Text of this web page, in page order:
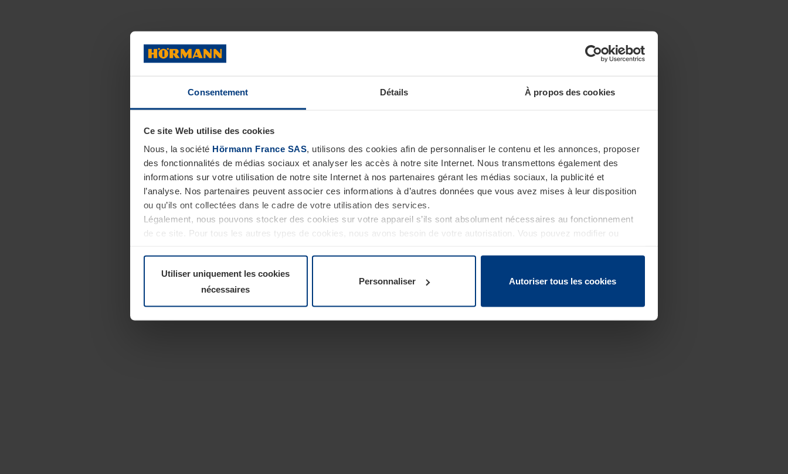
Consentement Détails À propos des cookies
Ce site Web utilise des cookies
Nous, la société Hörmann France SAS, utilisons des cookies afin de personnaliser le contenu et les annonces, proposer
des fonctionnalités de médias sociaux et analyser les accès à notre site Internet. Nous transmettons également des
informations sur votre utilisation de notre site Internet à nos partenaires gérant les médias sociaux, la publicité et
l’analyse. Nos partenaires peuvent associer ces informations à d’autres données que vous avez mises à leur disposition
ou qu’ils ont collectées dans le cadre de votre utilisation des services.
Légalement, nous pouvons stocker des cookies sur votre appareil s’ils sont absolument nécessaires au fonctionnement
de ce site. Pour tous les autres types de cookies, nous avons besoin de votre autorisation. Vous pouvez modifier ou
Utiliser uniquement les cookies
nécessaires
Personnaliser Autoriser tous les cookies